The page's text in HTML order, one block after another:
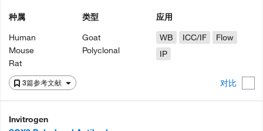
3篇参考文献 对比
种属
Human
Mouse
Rat
类型
Goat
Polyclonal
应用
WB
ICC/IF
Flow
IP
Invitrogen